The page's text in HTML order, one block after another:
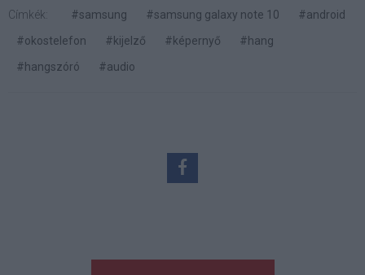
Címkék: #samsung #samsung galaxy note 10
#android
#okostelefon
#kijelző #képernyő
#hang
#hangszóró
#audio